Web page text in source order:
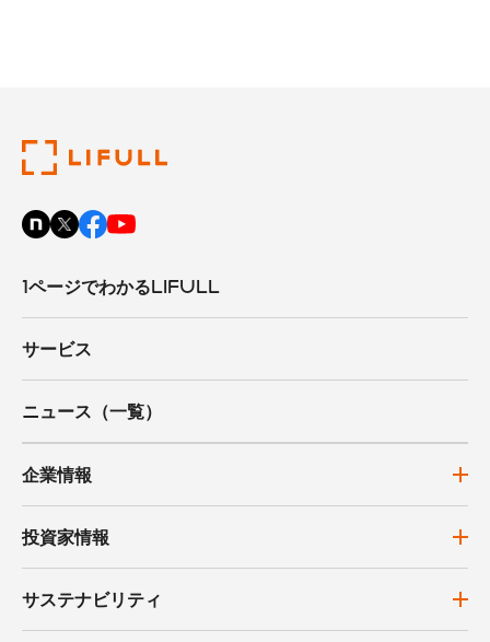
1ページでわかるLIFULL
サービス
ニュース（一覧）
企業情報
投資家情報
サステナビリティ